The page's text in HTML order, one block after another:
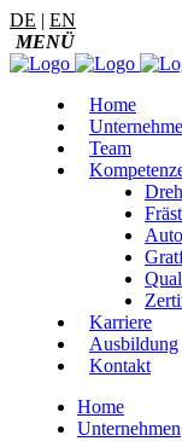
DE | EN
Home
Team
Karriere
Ausbildung
Kontakt
Home
Unternehmen